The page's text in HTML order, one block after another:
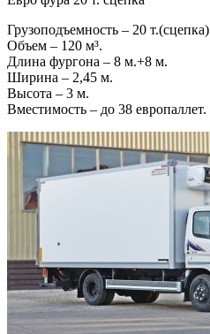
Грузоподъемность – 20 т.(сцепка)
Объем – 120 м³.
Длина фургона – 8 м.+8 м.
Ширина – 2,45 м.
Высота – 3 м.
Вместимость – до 38 европаллет.